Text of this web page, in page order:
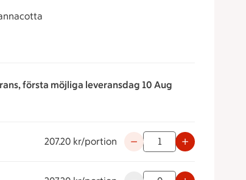
första möjliga leveransdag 10 Aug
207.20 kr/portion Använd knapparna för att